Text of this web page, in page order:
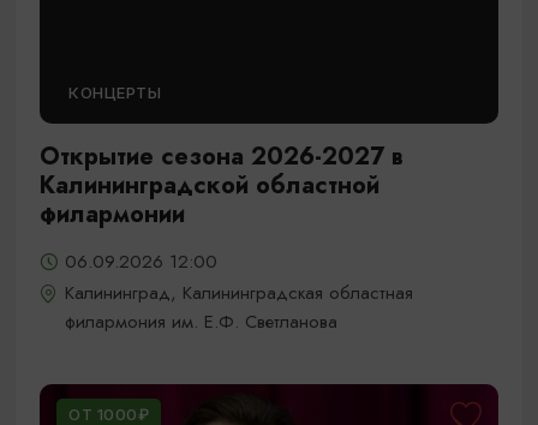
КОНЦЕРТЫ
Открытие сезона 2026-2027 в
Калининградской областной
филармонии
06.09.2026 12:00
Калининград, Калининградская областная
филармония им. Е.Ф. Светланова
ОТ 1000₽